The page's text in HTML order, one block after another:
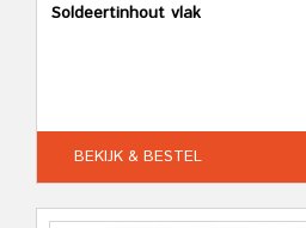
Soldeertinhout vlak
BEKIJK & BESTEL